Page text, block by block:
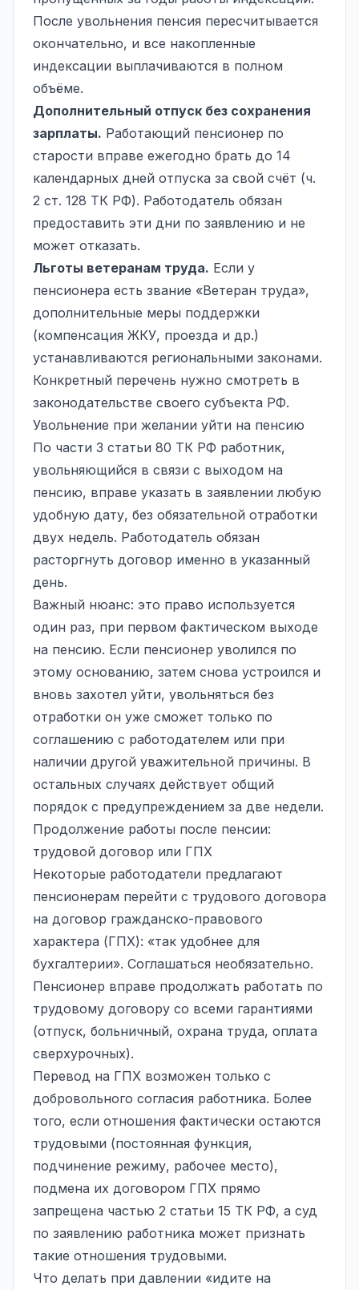
После увольнения пенсия пересчитывается
окончательно, и все накопленные
индексации выплачиваются в полном
объёме.
Дополнительный отпуск без сохранения
зарплаты. Работающий пенсионер по
старости вправе ежегодно брать до 14
календарных дней отпуска за свой счёт (ч.
2 ст. 128 ТК РФ). Работодатель обязан
предоставить эти дни по заявлению и не
может отказать.
Льготы ветеранам труда. Если у
пенсионера есть звание «Ветеран труда»,
дополнительные меры поддержки
(компенсация ЖКУ, проезда и др.)
устанавливаются региональными законами.
Конкретный перечень нужно смотреть в
законодательстве своего субъекта РФ.
Увольнение при желании уйти на пенсию
По части 3 статьи 80 ТК РФ работник,
увольняющийся в связи с выходом на
пенсию, вправе указать в заявлении любую
удобную дату, без обязательной отработки
двух недель. Работодатель обязан
расторгнуть договор именно в указанный
день.
Важный нюанс: это право используется
один раз, при первом фактическом выходе
на пенсию. Если пенсионер уволился по
этому основанию, затем снова устроился и
вновь захотел уйти, увольняться без
отработки он уже сможет только по
соглашению с работодателем или при
наличии другой уважительной причины. В
остальных случаях действует общий
порядок с предупреждением за две недели.
Продолжение работы после пенсии:
трудовой договор или ГПХ
Некоторые работодатели предлагают
пенсионерам перейти с трудового договора
на договор гражданско-правового
характера (ГПХ): «так удобнее для
бухгалтерии». Соглашаться необязательно.
Пенсионер вправе продолжать работать по
трудовому договору со всеми гарантиями
(отпуск, больничный, охрана труда, оплата
сверхурочных).
Перевод на ГПХ возможен только с
добровольного согласия работника. Более
того, если отношения фактически остаются
трудовыми (постоянная функция,
подчинение режиму, рабочее место),
подмена их договором ГПХ прямо
запрещена частью 2 статьи 15 ТК РФ, а суд
по заявлению работника может признать
такие отношения трудовыми.
Что делать при давлении «идите на